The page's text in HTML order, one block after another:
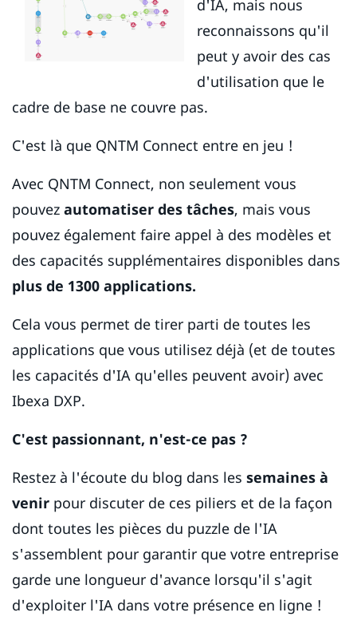
d'IA, mais nous
reconnaissons qu'il
peut y avoir des cas
d'utilisation que le
cadre de base ne couvre pas.
C'est là que QNTM Connect entre en jeu !
Avec QNTM Connect, non seulement vous
pouvez automatiser des tâches, mais vous
pouvez également faire appel à des modèles et
des capacités supplémentaires disponibles dans
plus de 1300 applications.
Cela vous permet de tirer parti de toutes les
applications que vous utilisez déjà (et de toutes
les capacités d'IA qu'elles peuvent avoir) avec
Ibexa DXP.
C'est passionnant, n'est-ce pas ?
Restez à l'écoute du blog dans les semaines à
venir pour discuter de ces piliers et de la façon
dont toutes les pièces du puzzle de l'IA
s'assemblent pour garantir que votre entreprise
garde une longueur d'avance lorsqu'il s'agit
d'exploiter l'IA dans votre présence en ligne !